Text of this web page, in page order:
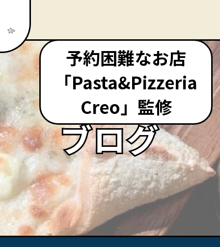
予約困難なお店
「Pasta&Pizzeria
Creo」監修
ブログ
ブログ